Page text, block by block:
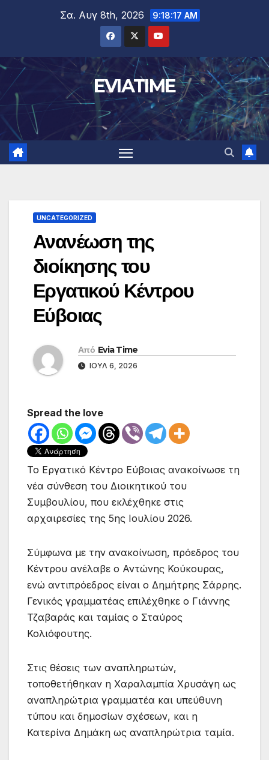
Σα. Αυγ 8th, 2026 9:18:18 AM
EVIATIME
UNCATEGORIZED
Ανανέωση της
διοίκησης του
Εργατικού Κέντρου
Εύβοιας
Από Evia Time
ΙΟΎΛ 6, 2026
Spread the love
Το Εργατικό Κέντρο Εύβοιας ανακοίνωσε τη
νέα σύνθεση του Διοικητικού του
Συμβουλίου, που εκλέχθηκε στις
αρχαιρεσίες της 5ης Ιουλίου 2026.
Σύμφωνα με την ανακοίνωση, πρόεδρος του
Κέντρου ανέλαβε ο Αντώνης Κούκουρας,
ενώ αντιπρόεδρος είναι ο Δημήτρης Σάρρης.
Γενικός γραμματέας επιλέχθηκε ο Γιάννης
Τζαβαράς και ταμίας ο Σταύρος
Κολιόφουτης.
Στις θέσεις των αναπληρωτών,
τοποθετήθηκαν η Χαραλαμπία Χρυσάγη ως
αναπληρώτρια γραμματέα και υπεύθυνη
τύπου και δημοσίων σχέσεων, και η
Κατερίνα Δημάκη ως αναπληρώτρια ταμία.